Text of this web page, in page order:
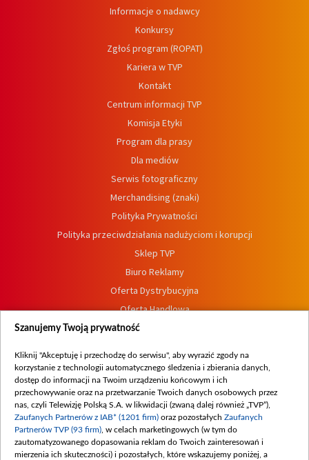
Informacje o nadawcy
Konkursy
Zgłoś program (ROPAT)
Kariera w TVP
Kontakt
Centrum informacji TVP
Komisja Etyki
Program dla prasy
Dla mediów
Serwis fotograficzny
Merchandising (znaki)
Polityka Prywatności
Polityka przeciwdziałania nadużyciom i korupcji
Sklep TVP
Biuro Reklamy
Oferta Dystrybucyjna
Oferta Handlowa
Dostępność
Procedura zgłoszeń wewnętrznych
Szanujemy Twoją prywatność
Kliknij "Akceptuję i przechodzę do serwisu", aby wyrazić zgody na
korzystanie z technologii automatycznego śledzenia i zbierania danych,
dostęp do informacji na Twoim urządzeniu końcowym i ich
przechowywanie oraz na przetwarzanie Twoich danych osobowych przez
nas, czyli Telewizję Polską S.A. w likwidacji (zwaną dalej również „TVP”),
Zaufanych Partnerów z IAB* (1201 firm) oraz pozostałych Zaufanych
Partnerów TVP (93 firm) , w celach marketingowych (w tym do
zautomatyzowanego dopasowania reklam do Twoich zainteresowań i
mierzenia ich skuteczności) i pozostałych, które wskazujemy poniżej, a